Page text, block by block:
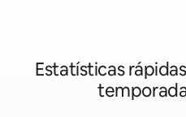
Estatísticas